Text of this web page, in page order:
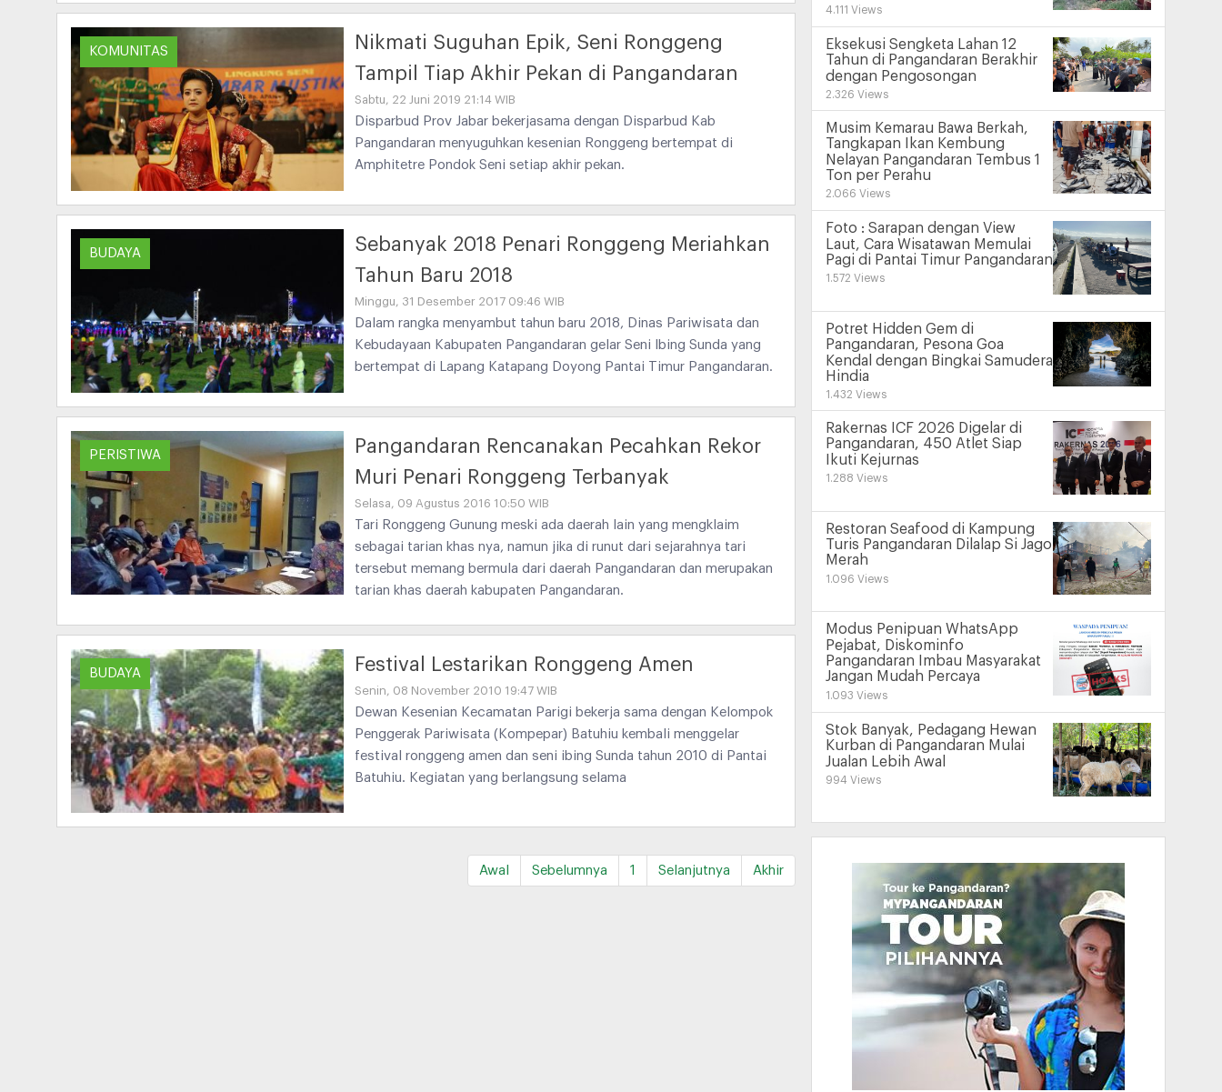
KOMUNITAS
Nikmati Suguhan Epik, Seni Ronggeng
Tampil Tiap Akhir Pekan di Pangandaran
Sabtu, 22 Juni 2019 21:14 WIB
Disparbud Prov Jabar bekerjasama dengan Disparbud Kab
Pangandaran menyuguhkan kesenian Ronggeng bertempat di
Amphitetre Pondok Seni setiap akhir pekan.
BUDAYA
Sebanyak 2018 Penari Ronggeng Meriahkan
Tahun Baru 2018
Minggu, 31 Desember 2017 09:46 WIB
Dalam rangka menyambut tahun baru 2018, Dinas Pariwisata dan
Kebudayaan Kabupaten Pangandaran gelar Seni Ibing Sunda yang
bertempat di Lapang Katapang Doyong Pantai Timur Pangandaran.
PERISTIWA
Pangandaran Rencanakan Pecahkan Rekor
Muri Penari Ronggeng Terbanyak
Selasa, 09 Agustus 2016 10:50 WIB
Tari Ronggeng Gunung meski ada daerah lain yang mengklaim
sebagai tarian khas nya, namun jika di runut dari sejarahnya tari
tersebut memang bermula dari daerah Pangandaran dan merupakan
tarian khas daerah kabupaten Pangandaran.
BUDAYA Festival Lestarikan Ronggeng Amen
Senin, 08 November 2010 19:47 WIB
Dewan Kesenian Kecamatan Parigi bekerja sama dengan Kelompok
Penggerak Pariwisata (Kompepar) Batuhiu kembali menggelar
festival ronggeng amen dan seni ibing Sunda tahun 2010 di Pantai
Batuhiu. Kegiatan yang berlangsung selama
Awal Sebelumnya 1 Selanjutnya Akhir
4.111 Views
Eksekusi Sengketa Lahan 12
Tahun di Pangandaran Berakhir
dengan Pengosongan
2.326 Views
Musim Kemarau Bawa Berkah,
Tangkapan Ikan Kembung
Nelayan Pangandaran Tembus 1
Ton per Perahu
2.066 Views
Foto : Sarapan dengan View
Laut, Cara Wisatawan Memulai
Pagi di Pantai Timur Pangandaran
1.572 Views
Potret Hidden Gem di
Pangandaran, Pesona Goa
Kendal dengan Bingkai Samudera
Hindia
1.432 Views
Rakernas ICF 2026 Digelar di
Pangandaran, 450 Atlet Siap
Ikuti Kejurnas
1.288 Views
Restoran Seafood di Kampung
Turis Pangandaran Dilalap Si Jago
Merah
1.096 Views
Modus Penipuan WhatsApp
Pejabat, Diskominfo
Pangandaran Imbau Masyarakat
Jangan Mudah Percaya
1.093 Views
Stok Banyak, Pedagang Hewan
Kurban di Pangandaran Mulai
Jualan Lebih Awal
994 Views